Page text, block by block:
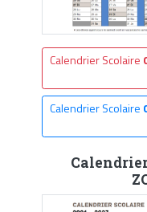
Calendrier Scolaire
Calendrier Scolaire